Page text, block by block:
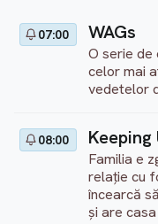
07:00 WAGs
O serie de
celor mai
vedetelor
08:00
Familia e
relație cu
încearcă
și are casa